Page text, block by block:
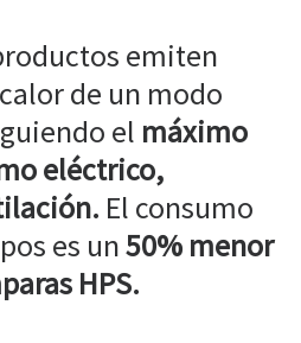
emiten
de un modo
el máximo
eléctrico,
El consumo
es un50% menor
HPS.